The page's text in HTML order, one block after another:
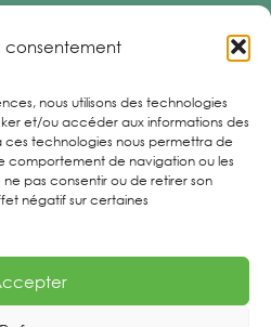
consentement
nous utilisons des technologies
et/ou accéder aux informations des
ces technologies nous permettra de
comportement de navigation ou les
ne pas consentir ou de retirer son
négatif sur certaines